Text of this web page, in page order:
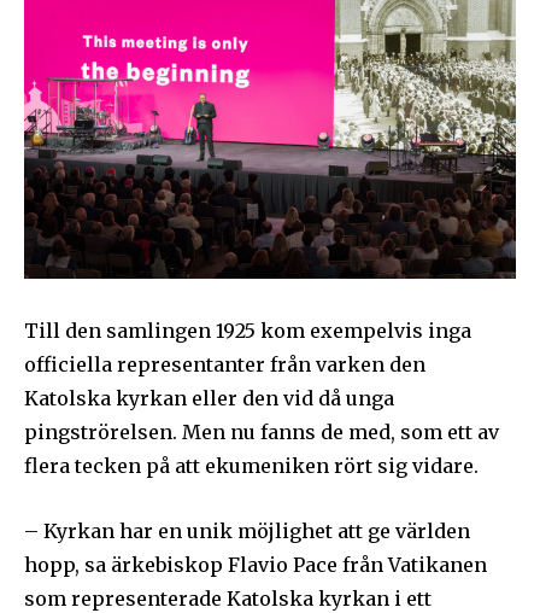
Till den samlingen 1925 kom exempelvis inga
officiella representanter från varken den
Katolska kyrkan eller den vid då unga
pingströrelsen. Men nu fanns de med, som ett av
flera tecken på att ekumeniken rört sig vidare.
– Kyrkan har en unik möjlighet att ge världen
hopp, sa ärkebiskop Flavio Pace från Vatikanen
som representerade Katolska kyrkan i ett